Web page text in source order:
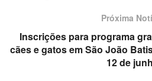
Próxima
Inscrições para programa
cães e gatos em São João
12 de